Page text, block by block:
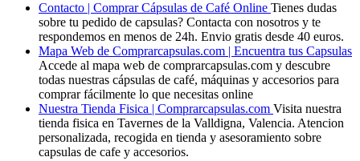
Contacto | Comprar Cápsulas de Café Online Tienes dudas
sobre tu pedido de capsulas? Contacta con nosotros y te
respondemos en menos de 24h. Envio gratis desde 40 euros.
Mapa Web de Comprarcapsulas.com | Encuentra tus Capsulas
Accede al mapa web de comprarcapsulas.com y descubre
todas nuestras cápsulas de café, máquinas y accesorios para
comprar fácilmente lo que necesitas online
Nuestra Tienda Fisica | Comprarcapsulas.com Visita nuestra
tienda fisica en Tavernes de la Valldigna, Valencia. Atencion
personalizada, recogida en tienda y asesoramiento sobre
capsulas de cafe y accesorios.